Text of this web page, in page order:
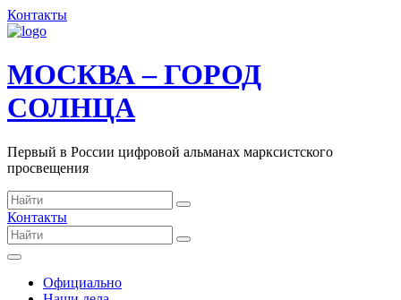
Контакты
МОСКВА – ГОРОД
СОЛНЦА
Первый в России цифровой альманах марксистского
просвещения
Контакты
Официально